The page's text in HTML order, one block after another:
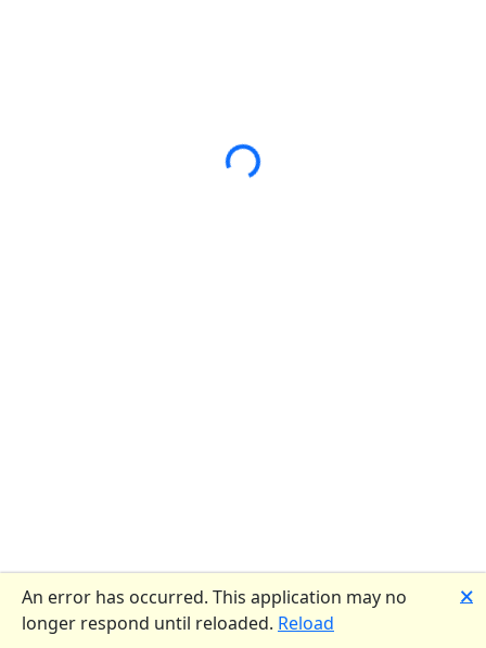
Loading...
An error has occurred. This application may no
longer respond until reloaded. Reload
🗙